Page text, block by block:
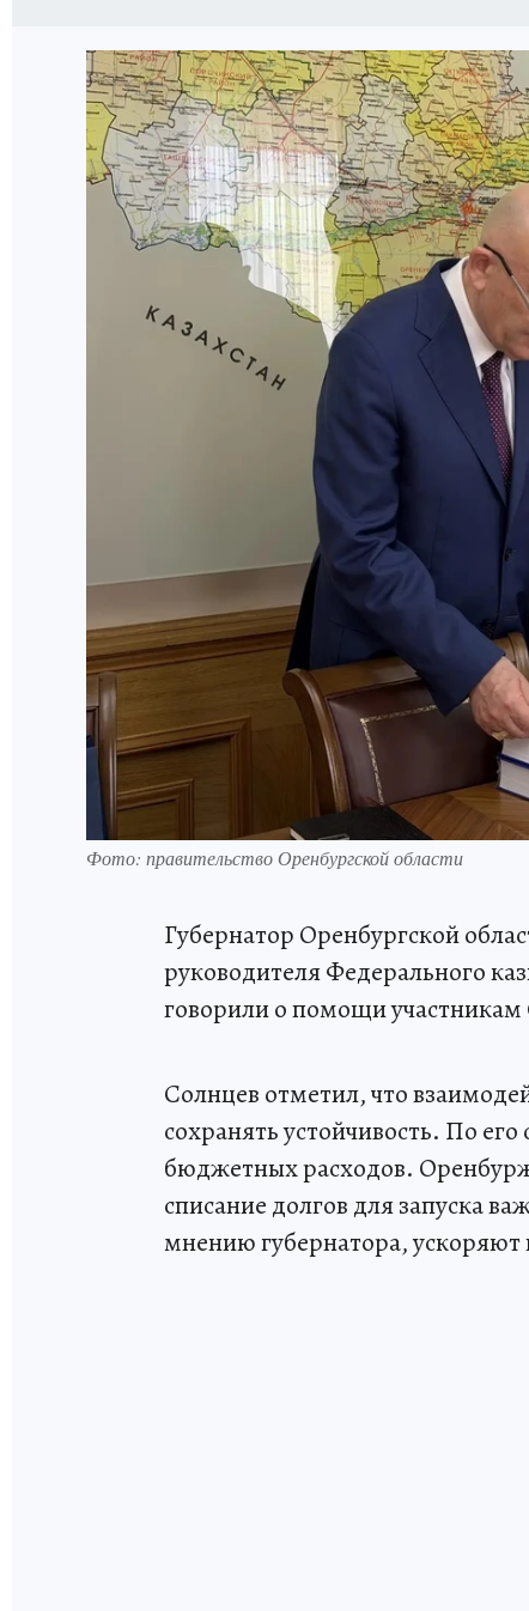
Фото: правительство Оренбургской области
Губернатор Оренбургской
руководителя Федерального
говорили о помощи
Солнцев отметил, что
сохранять устойчивость. По
бюджетных расходов.
списание долгов для запуска
мнению губернатора,